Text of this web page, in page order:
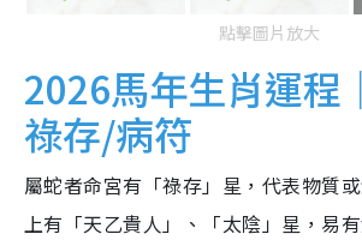
點擊圖片放大
2026馬年生肖運程
祿存/病符
屬蛇者命宮有「祿存」星，代表物質
上有「天乙貴人」、「太陰」星，易